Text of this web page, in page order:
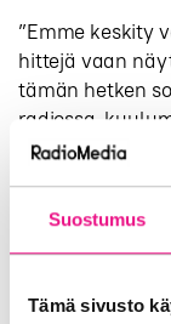
Suostumus
Tämä sivusto
”Emme keskity
hittejä vaan
tämän hetken
radiossa,
näkymään
tontilleni
Tulemme
vuonna”,